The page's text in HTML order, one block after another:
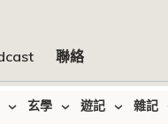
聯絡
玄學 遊記 雜記